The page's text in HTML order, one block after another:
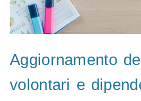
Aggiornamento
volontari e